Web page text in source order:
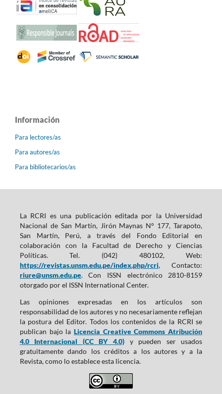
Información
Para lectores/as
Para autores/as
Para bibliotecarios/as
La RCRI es una publicación editada por la Universidad
Nacional de San Martín, Jirón Maynas N° 177, Tarapoto,
San Martín, Perú, a través del Fondo Editorial en
colaboración con la Facultad de Derecho y Ciencias
Políticas. Tel. (042) 480102, Web:
https://revistas.unsm.edu.pe/index.php/rcri, Contacto:
riure@unsm.edu.pe. Con ISSN electrónico 2810-8159
otorgado por el ISSN International Center.
Las opiniones expresadas en los artículos son
responsabilidad de los autores y no necesariamente reflejan
la postura del Editor. Todos los contenidos de la RCRI se
publican bajo la Licencia Creative Commons Atribución
4.0 Internacional (CC BY 4.0) y pueden ser usados
gratuitamente dando los créditos a los autores y a la
Revista, como lo establece esta licencia.